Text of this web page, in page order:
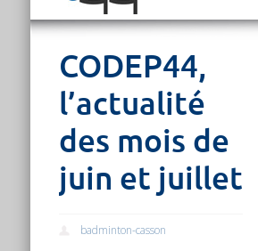
CODEP44,
l’actualité
des mois de
juin et juillet
badminton-casson